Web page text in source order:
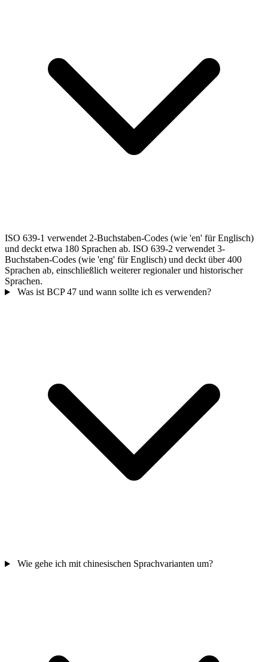
ISO 639-1 verwendet 2-Buchstaben-Codes (wie 'en' für Englisch)
und deckt etwa 180 Sprachen ab. ISO 639-2 verwendet 3-
Buchstaben-Codes (wie 'eng' für Englisch) und deckt über 400
Sprachen ab, einschließlich weiterer regionaler und historischer
Sprachen.
Was ist BCP 47 und wann sollte ich es verwenden?
Wie gehe ich mit chinesischen Sprachvarianten um?